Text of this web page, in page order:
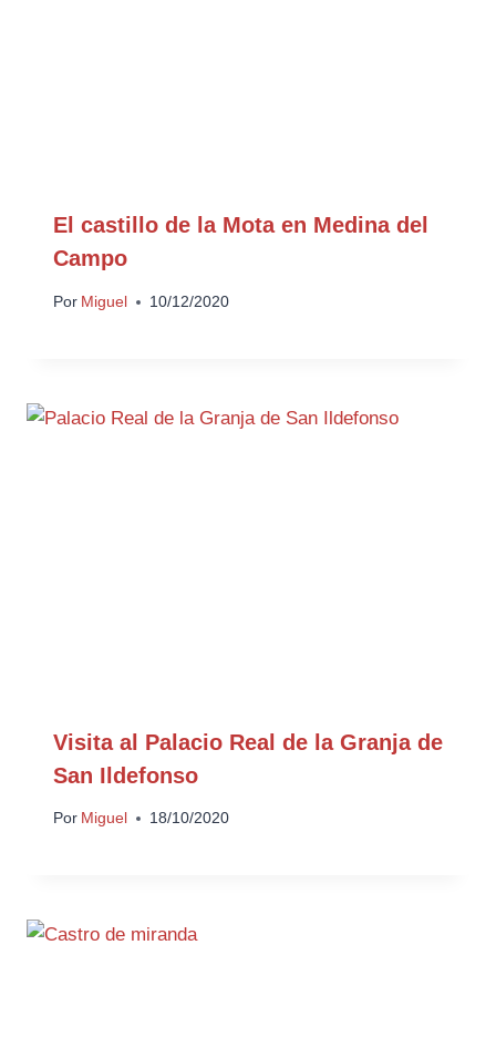
El castillo de la Mota en Medina del
Campo
Por Miguel 10/12/2020
Visita al Palacio Real de la Granja de
San Ildefonso
Por Miguel 18/10/2020